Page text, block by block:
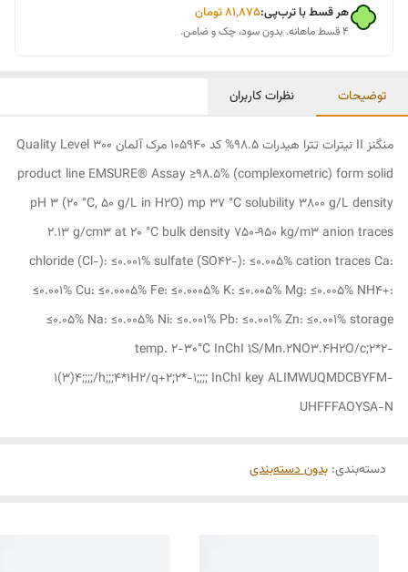
هر قسط با ترب‌پی:۸۱٬۸۷۵تومان
۴ قسط ماهانه. بدون سود، چک و ضامن.
توضیحات نظرات کاربران
منگنز II نیترات تترا هیدرات 98.5% کد 105940 مرک آلمان Quality Level 300
product line EMSURE® Assay ≥98.5% (complexometric) form solid
pH 3 (20 °C, 50 g/L in H2O) mp 37 °C solubility 3800 g/L density
2.13 g/cm3 at 20 °C bulk density 750‑950 kg/m3 anion traces
chloride (Cl-): ≤0.001% sulfate (SO42-): ≤0.005% cation traces Ca:
≤0.001% Cu: ≤0.0005% Fe: ≤0.0005% K: ≤0.005% Mg: ≤0.005% NH4+:
≤0.05% Na: ≤0.005% Ni: ≤0.001% Pb: ≤0.001% Zn: ≤0.001% storage
temp. 2-30°C InChI 1S/Mn.2NO3.4H2O/c;2*2-
1(3)4;;;;/h;;;4*1H2/q+2;2*-1;;;; InChI key ALIMWUQMDCBYFM-
UHFFFAOYSA-N
دسته‌بندی: بدون دسته‌بندی